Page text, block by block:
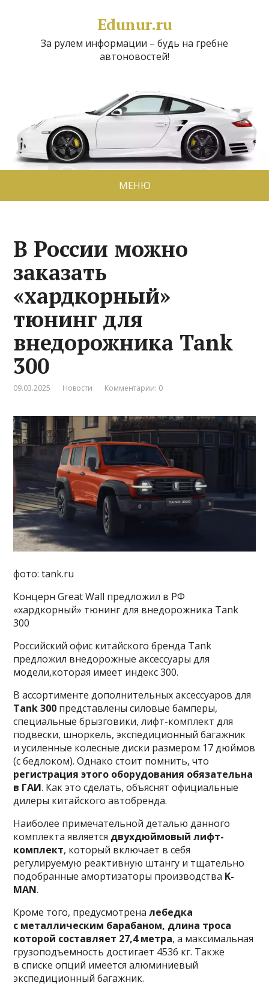
Edunur.ru
За рулем информации – будь на гребне
автоновостей!
МЕНЮ
В России можно
заказать
«хардкорный»
тюнинг для
внедорожника Tank
300
09.03.2025 Новости Комментарии: 0
фото: tank.ru
Концерн Great Wall предложил в РФ
«хардкорный» тюнинг для внедорожника Tank
300
Российский офис китайского бренда Tank
предложил внедорожные аксессуары для
модели,которая имеет индекс 300.
В ассортименте дополнительных аксессуаров для
Tank 300 представлены силовые бамперы,
специальные брызговики, лифт-комплект для
подвески, шноркель, экспедиционный багажник
и усиленные колесные диски размером 17 дюймов
(с бедлоком). Однако стоит помнить, что
регистрация этого оборудования обязательна
в ГАИ. Как это сделать, объяснят официальные
дилеры китайского автобренда.
Наиболее примечательной деталью данного
комплекта является двухдюймовый лифт-
комплект, который включает в себя
регулируемую реактивную штангу и тщательно
подобранные амортизаторы производства K-
MAN.
Кроме того, предусмотреналебедка
с металлическим барабаном, длина троса
которой составляет 27,4 метра, а максимальная
грузоподъемность достигает 4536 кг. Также
в списке опций имеется алюминиевый
экспедиционный багажник.